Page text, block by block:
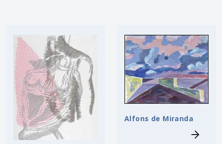
Alfons de Miranda